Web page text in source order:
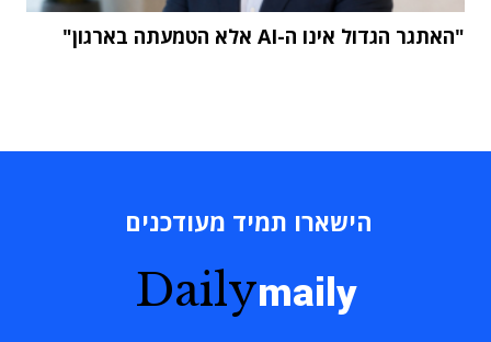
"האתגר הגדול אינו ה-AI אלא הטמעתה בארגון"
הישארו תמיד מעודכנים
Dailymaily